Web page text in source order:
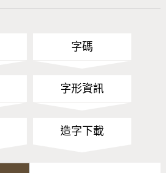
字碼
字形資訊
造字下載